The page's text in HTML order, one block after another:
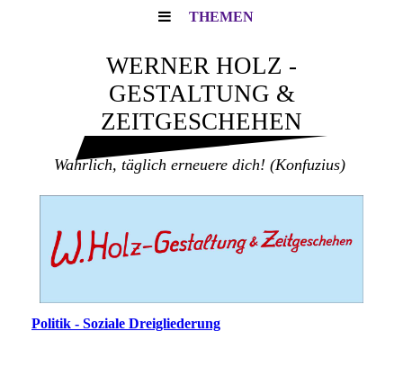
THEMEN
WERNER HOLZ -
GESTALTUNG &
ZEITGESCHEHEN
Wahrlich, täglich erneuere dich! (Konfuzius)
Politik - Soziale Dreigliederung